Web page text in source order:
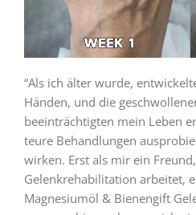
“Als ich älter wurde,
Händen, und die
beeinträchtigten mein Leben
teure Behandlungen
wirken. Erst als mir ein
Gelenkrehabilitation arbeitet,
Magnesiumöl & Bienengift